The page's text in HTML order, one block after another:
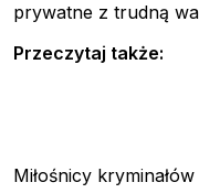
prywatne z trudną
Przeczytaj także:
Miłośnicy